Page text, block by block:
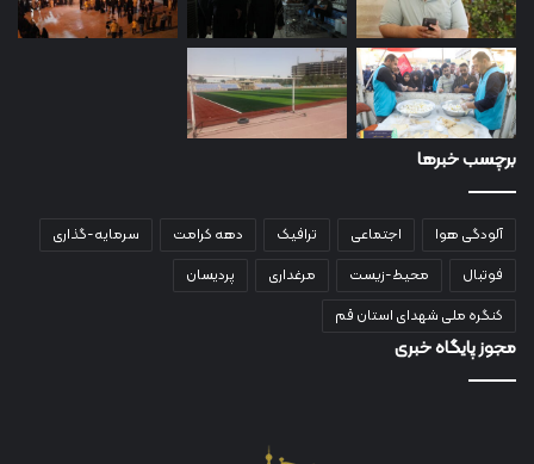
برچسب خبرها
آلودگی هوا اجتماعی ترافیک دهه کرامت
سرمایه-گذاری
فوتبال
محیط-زیست مرغداری
پردیسان
کنگره ملی شهدای استان قم
مجوز پایگاه خبری